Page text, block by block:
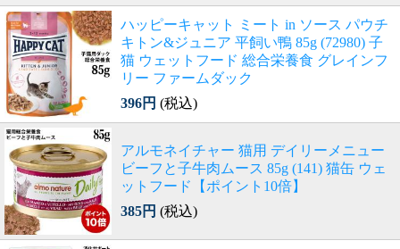
ハッピーキャット ミート in ソース パウチ
キトン&ジュニア 平飼い鴨 85g (72980) 子
猫 ウェットフード 総合栄養食 グレインフ
リー ファームダック
396円 (税込)
アルモネイチャー 猫用 デイリーメニュー
ビーフと子牛肉ムース 85g (141) 猫缶 ウェ
ットフード【ポイント10倍】
385円 (税込)